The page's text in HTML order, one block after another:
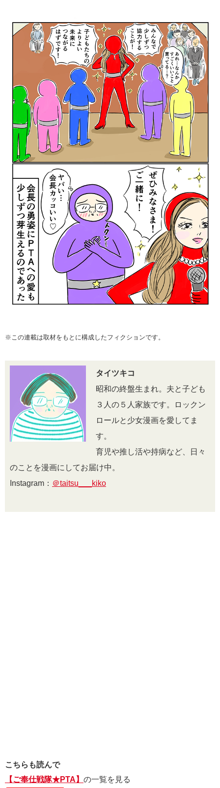
※この連載は取材をもとに構成したフィクションです。
タイツキコ
昭和の終盤生まれ。夫と子ども
３人の５人家族です。ロックン
ロールと少女漫画を愛してま
す。
育児や推し活や持病など、日々
のことを漫画にしてお届け中。
Instagram： ＠taitsu___kiko
こちらも読んで
【ご奉仕戦隊★PTA】 の一覧を見る